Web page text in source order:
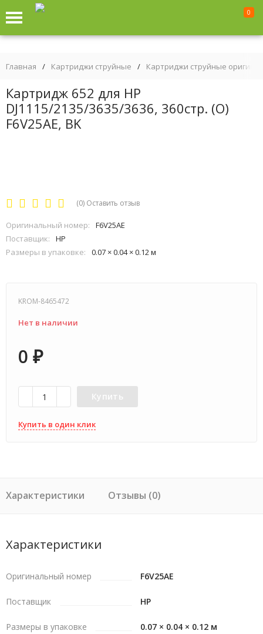
0
Главная / Картриджи струйные / Картриджи струйные
Картридж 652 для HP
DJ1115/2135/3635/3636, 360стр. (О)
F6V25AE, BK
(0) Оставить отзыв
Оригинальный номер:
F6V25AE
Поставщик:
HP
Размеры в упаковке:
0.07 × 0.04 × 0.12 м
KROM-8465472
Нет в наличии
0 ₽
Купить
Купить в один клик
Характеристики Отзывы (0)
Характеристики
Оригинальный номер F6V25AE
Поставщик HP
Размеры в упаковке 0.07 × 0.04 × 0.12 м